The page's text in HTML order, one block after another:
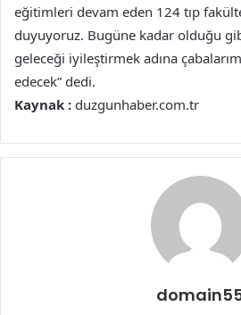
eğitimleri devam eden 124 tıp
duyuyoruz. Bugüne kadar olduğu
geleceği iyileştirmek adına
edecek” dedi.
Kaynak : duzgunhaber.com.tr